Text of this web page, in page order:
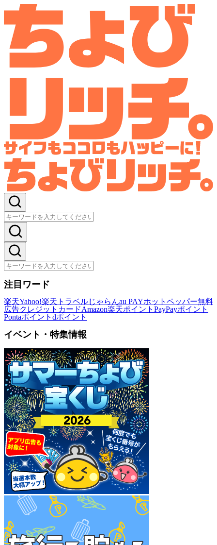
注目ワード
楽天Yahoo!楽天トラベルじゃらんau PAYホットペッパー無料
広告クレジットカードAmazon楽天ポイント PayPayポイント
Pontaポイント dポイント
イベント・特集情報